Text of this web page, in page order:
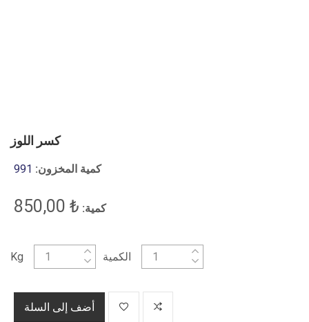
كسر اللوز
كمية المخزون: 991
كمية: ₺ 850,00
Kg الكمية
أضف إلى السلة